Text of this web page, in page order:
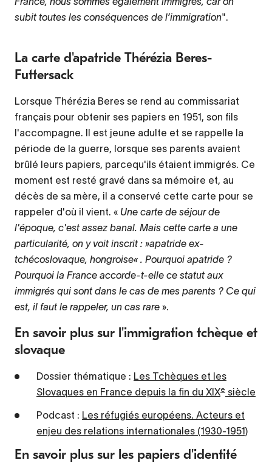
subit toutes les conséquences de l’immigration".
La carte d'apatride Thérézia Beres-
Futtersack
Lorsque Thérézia Beres se rend au commissariat
français pour obtenir ses papiers en 1951, son fils
l'accompagne. Il est jeune adulte et se rappelle la
période de la guerre, lorsque ses parents avaient
brûlé leurs papiers, parcequ'ils étaient immigrés. Ce
moment est resté gravé dans sa mémoire et, au
décès de sa mère, il a conservé cette carte pour se
rappeler d'où il vient. « Une carte de séjour de
l'époque, c'est assez banal. Mais cette carte a une
particularité, on y voit inscrit : »apatride ex-
tchécoslovaque, hongroise« . Pourquoi apatride ?
Pourquoi la France accorde-t-elle ce statut aux
immigrés qui sont dans le cas de mes parents ? Ce qui
est, il faut le rappeler, un cas rare ».
En savoir plus sur l'immigration tchèque et
slovaque
Dossier thématique : Les Tchèques et les
Slovaques en France depuis la fin du XIXe siècle
Podcast : Les réfugiés européens. Acteurs et
enjeu des relations internationales (1930-1951)
En savoir plus sur les papiers d'identité